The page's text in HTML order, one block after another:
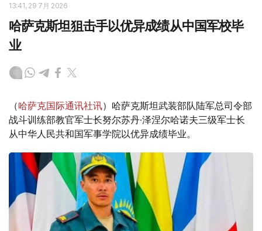
13:41, 29 7月 2026
哈萨克斯坦狙击手以优异成绩从中国军校毕
业
（哈萨克国际通讯社讯）哈萨克斯坦武装部队陆军总司令部
战斗训练部教官军士长努尔苏丹·泽涅尔哈诺夫三级军士长
从中华人民共和国军事学院以优异成绩毕业。